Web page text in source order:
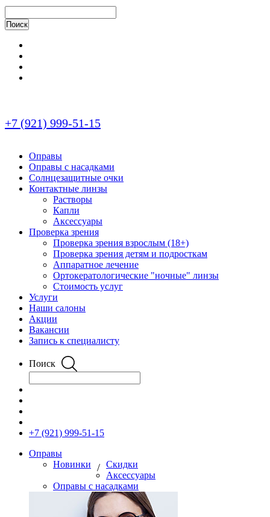
+7 (921) 999-51-15
Оправы
Оправы с насадками
Солнцезащитные очки
Контактные линзы
Растворы
Капли
Аксессуары
Проверка зрения
Проверка зрения взрослым (18+)
Проверка зрения детям и подросткам
Аппаратное лечение
Ортокератологические "ночные" линзы
Стоимость услуг
Услуги
Наши салоны
Акции
Вакансии
Запись к специалисту
Поиск
+7 (921) 999-51-15
Оправы
Новинки
/ Скидки
Аксессуары
Оправы с насадками